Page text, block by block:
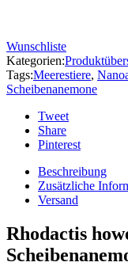
Wunschliste
Kategorien:
Tags:Meerestiere,
Scheibenanemone
Tweet
Share
Pinterest
Beschreibung
Zusätzliche
Versand
Rhodactis